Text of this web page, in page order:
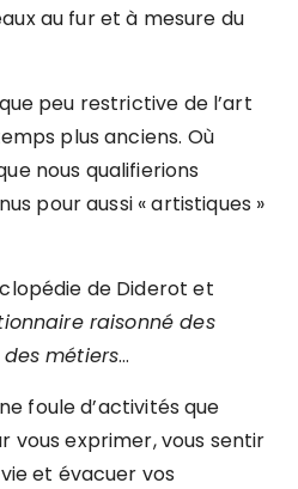
au fur et à mesure du
peu restrictive de l’art
plus anciens. Où
nous qualifierions
pour aussi « artistiques »
de Diderot et
raisonné des
métiers…
foule d’activités que
vous exprimer, vous sentir
et évacuer vos